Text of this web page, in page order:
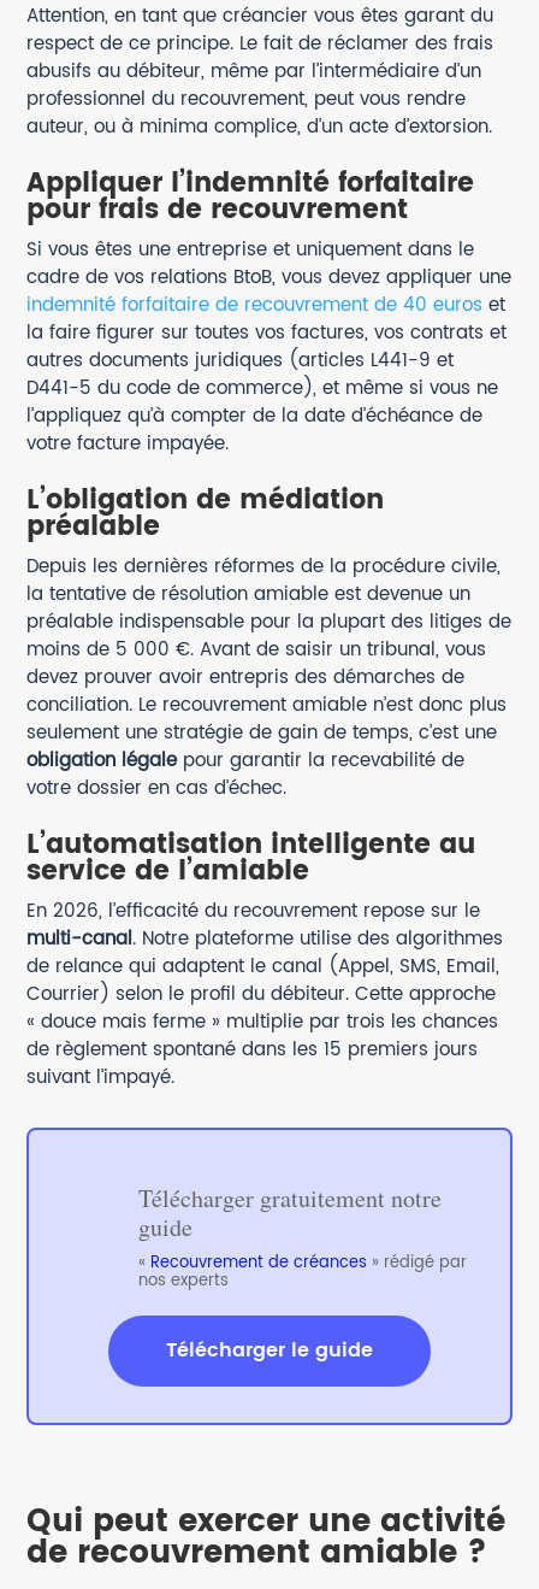
Attention, en tant que créancier vous êtes garant du
respect de ce principe. Le fait de réclamer des frais
abusifs au débiteur, même par l’intermédiaire d’un
professionnel du recouvrement, peut vous rendre
auteur, ou à minima complice, d’un acte d’extorsion.
Appliquer l’indemnité forfaitaire
pour frais de recouvrement
Si vous êtes une entreprise et uniquement dans le
cadre de vos relations BtoB, vous devez appliquer une
indemnité forfaitaire de recouvrement de 40 euros et
la faire figurer sur toutes vos factures, vos contrats et
autres documents juridiques (articles L441-9 et
D441-5 du code de commerce), et même si vous ne
l’appliquez qu’à compter de la date d’échéance de
votre facture impayée.
L’obligation de médiation
préalable
Depuis les dernières réformes de la procédure civile,
la tentative de résolution amiable est devenue un
préalable indispensable pour la plupart des litiges de
moins de 5 000 €. Avant de saisir un tribunal, vous
devez prouver avoir entrepris des démarches de
conciliation. Le recouvrement amiable n’est donc plus
seulement une stratégie de gain de temps, c’est une
obligation légalepour garantir la recevabilité de
votre dossier en cas d’échec.
L’automatisation intelligente au
service de l’amiable
En 2026, l’efficacité du recouvrement repose sur le
multi-canal. Notre plateforme utilise des algorithmes
de relance qui adaptent le canal (Appel, SMS, Email,
Courrier) selon le profil du débiteur. Cette approche
« douce mais ferme » multiplie par trois les chances
de règlement spontané dans les 15 premiers jours
suivant l’impayé.
Télécharger gratuitement notre
guide
« Recouvrement de créances » rédigé par
nos experts
Télécharger le guide
Qui peut exercer une activité
de recouvrement amiable ?